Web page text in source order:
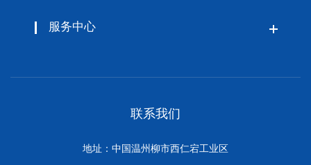
服务中心
联系我们
地址：中国温州柳市西仁宕工业区